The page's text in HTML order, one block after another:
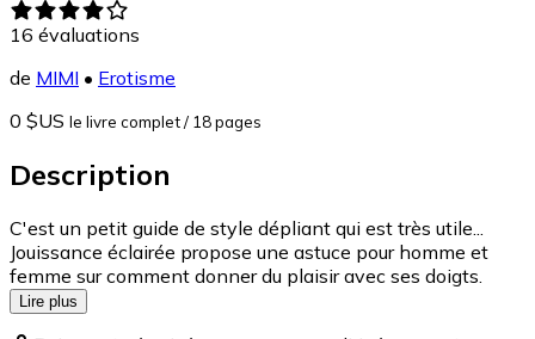
16 évaluations
de MIMI • Erotisme
0 $US le livre complet/ 18 pages
Description
C'est un petit guide de style dépliant qui est très utile...
Jouissance éclairée propose une astuce pour homme et
femme sur comment donner du plaisir avec ses doigts.
Lire plus